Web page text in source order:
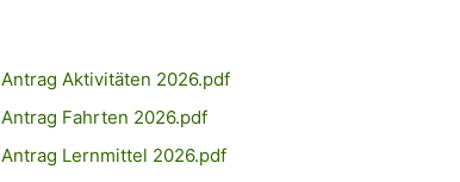
Antrag Aktivitäten 2026.pdf
Antrag Fahrten 2026.pdf
Antrag Lernmittel 2026.pdf